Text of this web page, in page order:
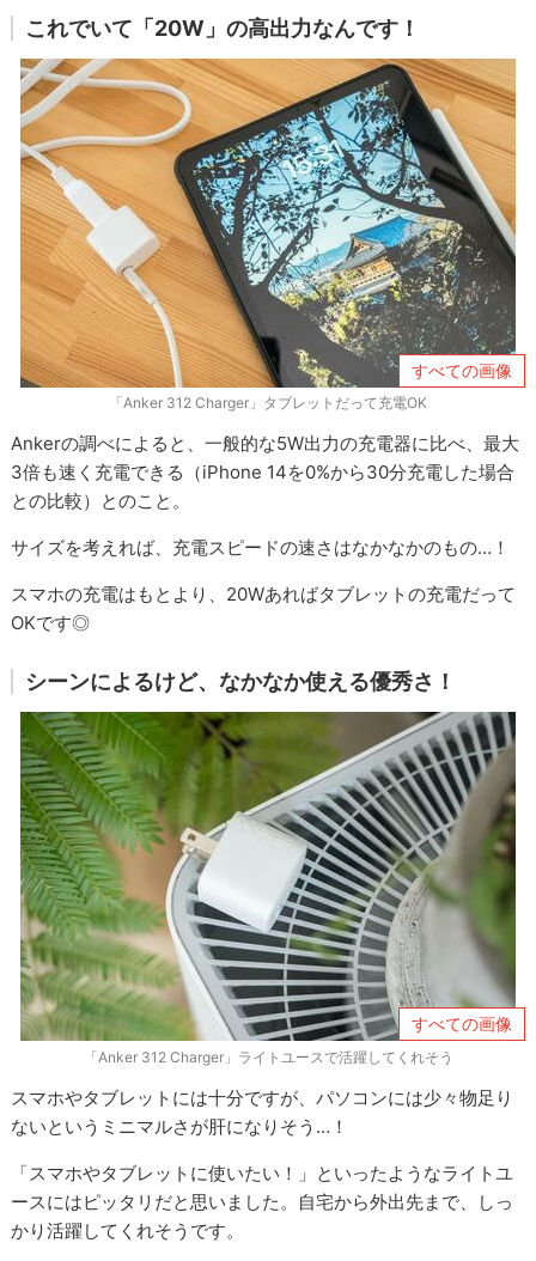
これでいて「20W」の高出力なんです！
すべての画像
「Anker 312 Charger」タブレットだって充電OK
Ankerの調べによると、一般的な5W出力の充電器に比べ、最大
3倍も速く充電できる（iPhone 14を0%から30分充電した場合
との比較）とのこと。
サイズを考えれば、充電スピードの速さはなかなかのもの…！
スマホの充電はもとより、20Wあればタブレットの充電だって
OKです◎
シーンによるけど、なかなか使える優秀さ！
すべての画像
「Anker 312 Charger」ライトユースで活躍してくれそう
スマホやタブレットには十分ですが、パソコンには少々物足り
ないというミニマルさが肝になりそう…！
「スマホやタブレットに使いたい！」といったようなライトユ
ースにはピッタリだと思いました。自宅から外出先まで、しっ
かり活躍してくれそうです。